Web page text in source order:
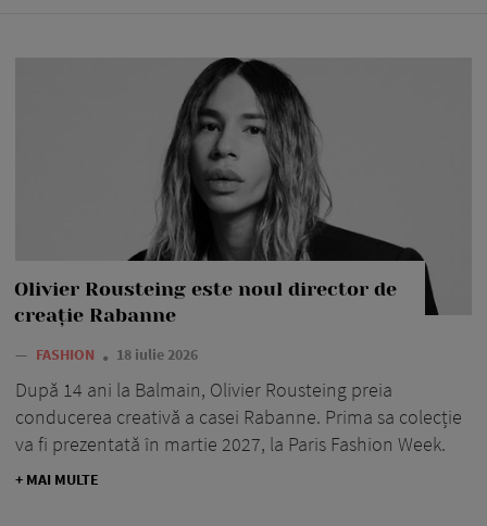
Olivier Rousteing este noul director de
creație Rabanne
— FASHION 18 iulie 2026
După 14 ani la Balmain, Olivier Rousteing preia
conducerea creativă a casei Rabanne. Prima sa colecție
va fi prezentată în martie 2027, la Paris Fashion Week.
+ MAI MULTE